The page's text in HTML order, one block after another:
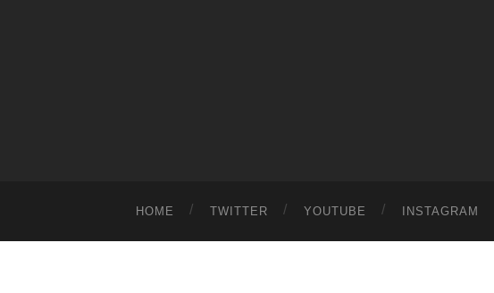
HOME TWITTER YOUTUBE INSTAGRAM